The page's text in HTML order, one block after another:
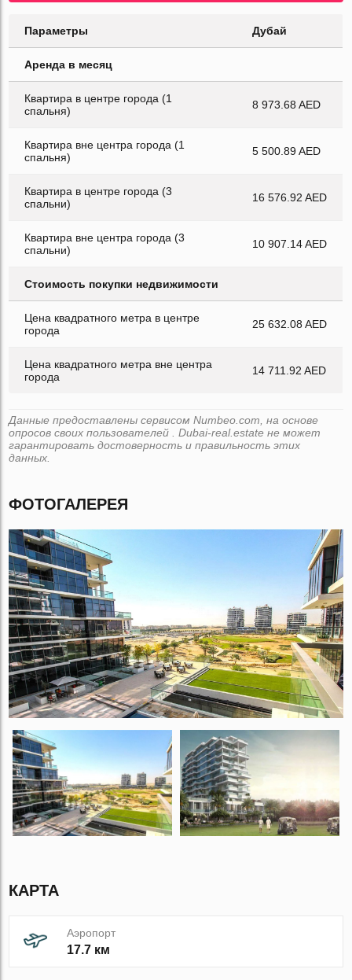
Параметры Дубай
Аренда в месяц
Квартира в центре города (1
спальня)
8 973.68 AED
Квартира вне центра города (1
спальня)
5 500.89 AED
Квартира в центре города (3
спальни)
16 576.92 AED
Квартира вне центра города (3
спальни)
10 907.14 AED
Стоимость покупки недвижимости
Цена квадратного метра в центре
города
25 632.08 AED
Цена квадратного метра вне центра
города
14 711.92 AED
Данные предоставлены сервисом Numbeo.com, на основе
опросов своих пользователей . Dubai-real.estate не может
гарантировать достоверность и правильность этих
данных.
ФОТОГАЛЕРЕЯ
КАРТА
Аэропорт
17.7 км